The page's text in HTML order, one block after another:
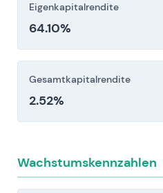
Eigenkapitalrendite
64.10%
Gesamtkapitalrendite
2.52%
Wachstumskennzahlen